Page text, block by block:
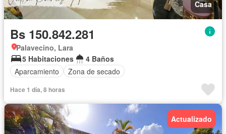
Casa
Bs 150.842.281
Palavecino, Lara
5 Habitaciones
4 Baños
Aparcamiento
Zona de secado
Hace 1 día, 8 horas
Actualizado